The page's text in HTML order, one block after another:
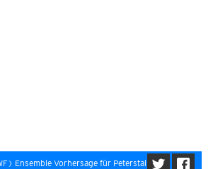
Ensemble Vorhersage für Peterstal